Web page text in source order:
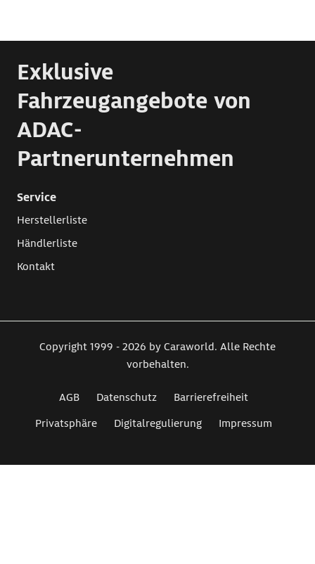
Exklusive
Fahrzeugangebote von
ADAC-
Partnerunternehmen
Service
Herstellerliste
Händlerliste
Kontakt
Copyright 1999 - 2026 by Caraworld. Alle Rechte
vorbehalten.
AGB Datenschutz
Barrierefreiheit
Privatsphäre
Digitalregulierung Impressum